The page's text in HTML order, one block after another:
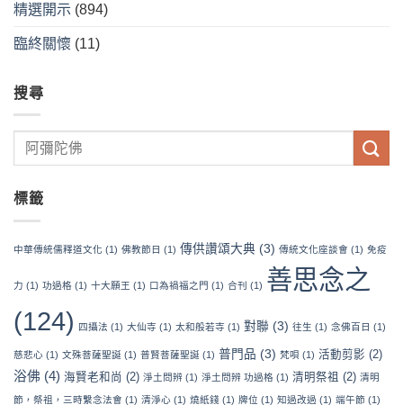
精選開示 (894)
臨終關懷 (11)
搜尋
標籤
中華傳統儒釋道文化 (1) 佛教節日 (1) 傳供讚頌大典 (3) 傳統文化座談會 (1) 免疫
力 (1) 功過格 (1) 十大願王 (1) 口為禍福之門 (1) 合刊 (1) 善思念之
(124) 四攝法 (1) 大仙寺 (1) 太和般若寺 (1) 對聯 (3) 往生 (1) 念佛百日 (1)
慈悲心 (1) 文殊菩薩聖誕 (1) 普賢菩薩聖誕 (1) 普門品 (3) 梵唄 (1) 活動剪影 (2)
浴佛 (4) 海賢老和尚 (2) 淨土問辨 (1) 淨土問辨 功過格 (1) 清明祭祖 (2) 清明
節，祭祖，三時繫念法會 (1) 清淨心 (1) 燒紙錢 (1) 牌位 (1) 知過改過 (1) 端午節 (1)